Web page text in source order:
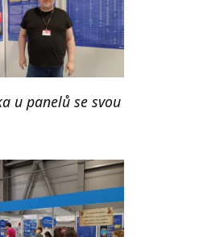
u panelů se svou